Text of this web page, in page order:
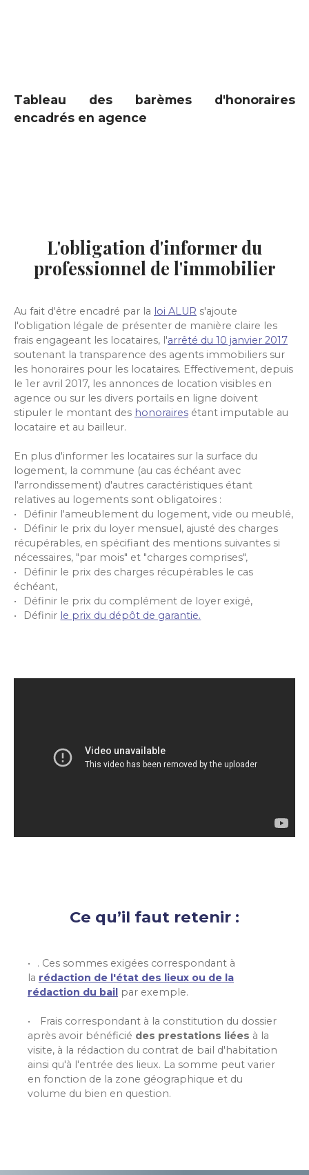
Tableau des barèmes d'honoraires
encadrés en agence
L'obligation d'informer du
professionnel de l'immobilier
Au fait d'être encadré par la loi ALUR s'ajoute
l'obligation légale de présenter de manière claire les
frais engageant les locataires, l'arrêté du 10 janvier 2017
soutenant la transparence des agents immobiliers sur
les honoraires pour les locataires. Effectivement, depuis
le 1er avril 2017, les annonces de location visibles en
agence ou sur les divers portails en ligne doivent
stipuler le montant des honoraires étant imputable au
locataire et au bailleur.
En plus d'informer les locataires sur la surface du
logement, la commune (au cas échéant avec
l'arrondissement) d'autres caractéristiques étant
relatives au logements sont obligatoires :
Définir l'ameublement du logement, vide ou meublé,
Définir le prix du loyer mensuel, ajusté des charges
récupérables, en spécifiant des mentions suivantes si
nécessaires, "par mois" et "charges comprises",
Définir le prix des charges récupérables le cas
échéant,
Définir le prix du complément de loyer exigé,
Définir le prix du dépôt de garantie.
Ce qu’il faut retenir :
. Ces sommes exigées correspondant à
la rédaction de l'état des lieux ou de la
rédaction du bail par exemple.
Frais correspondant à la constitution du dossier
après avoir bénéficié des prestations liées à la
visite, à la rédaction du contrat de bail d'habitation
ainsi qu'à l'entrée des lieux. La somme peut varier
en fonction de la zone géographique et du
volume du bien en question.